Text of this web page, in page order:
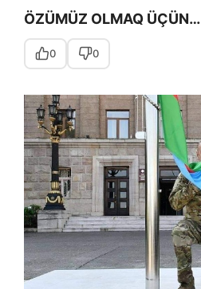
ÖZÜMÜZ OLMAQ ÜÇÜN…
0 0